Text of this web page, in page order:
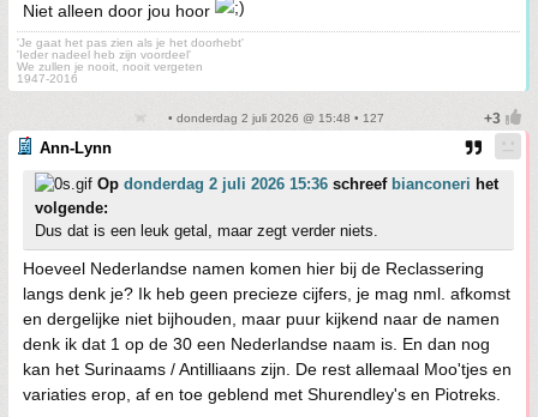
Niet alleen door jou hoor
'Je gaat het pas zien als je het doorhebt'
'Ieder nadeel heb zijn voordeel'
We zullen je nooit, nooit vergeten
1947-2016
• donderdag 2 juli 2026 @ 15:48 • 127
Ann-Lynn
Op donderdag 2 juli 2026 15:36 schreef bianconeri het
volgende:
Dus dat is een leuk getal, maar zegt verder niets.
Hoeveel Nederlandse namen komen hier bij de Reclassering
langs denk je? Ik heb geen precieze cijfers, je mag nml. afkomst
en dergelijke niet bijhouden, maar puur kijkend naar de namen
denk ik dat 1 op de 30 een Nederlandse naam is. En dan nog
kan het Surinaams / Antilliaans zijn. De rest allemaal Moo'tjes en
variaties erop, af en toe geblend met Shurendley's en Piotreks.